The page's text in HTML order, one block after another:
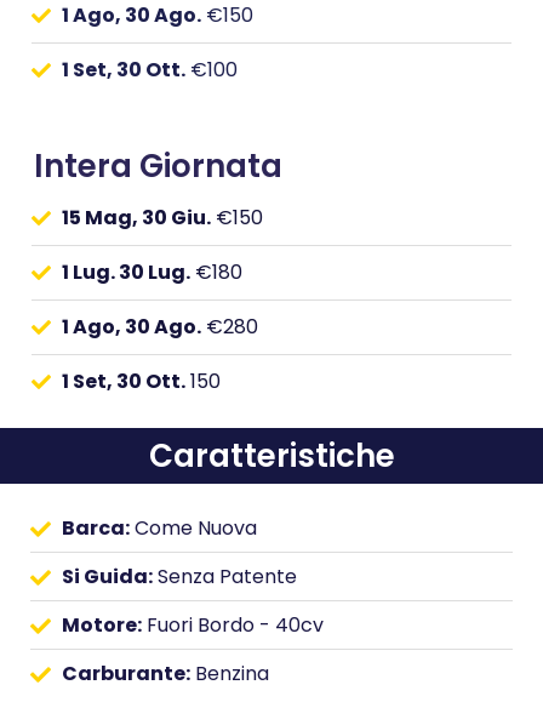
1 Ago, 30 Ago. €150
1 Set, 30 Ott. €100
Intera Giornata
15 Mag, 30 Giu. €150
1 Lug. 30 Lug. €180
1 Ago, 30 Ago. €280
1 Set, 30 Ott.150
Caratteristiche
Barca:Come Nuova
Si Guida:Senza Patente
Motore: Fuori Bordo - 40cv
Carburante: Benzina